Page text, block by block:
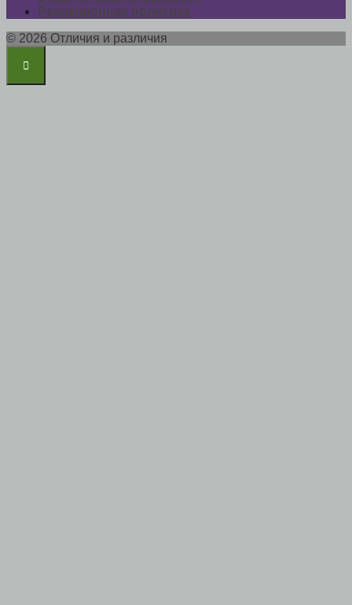
Редакционная политика
© 2026 Отличия и различия